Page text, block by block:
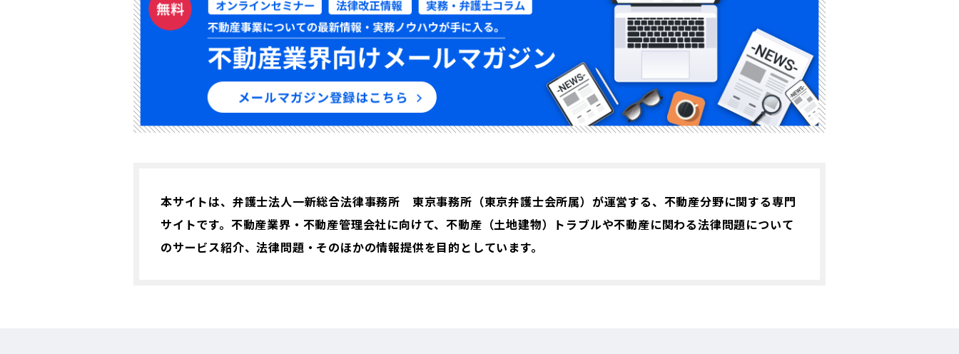
本サイトは、弁護士法人一新総合法律事務所 東京事務所（東京弁護士会所属）が運営する、不動産分野に関する専門
サイトです。不動産業界・不動産管理会社に向けて、不動産（土地建物）トラブルや不動産に関わる法律問題について
のサービス紹介、法律問題・そのほかの情報提供を目的としています。